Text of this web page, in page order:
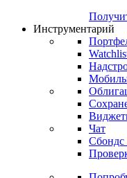
Инструментарий
Чат